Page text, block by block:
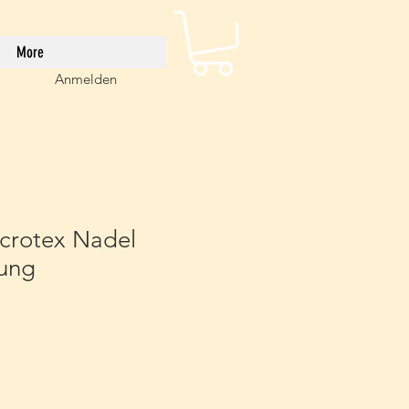
More
Anmelden
Nadel